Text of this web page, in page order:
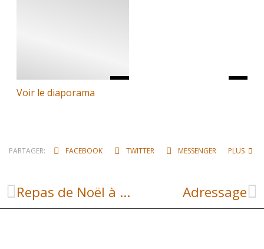
Voir le diaporama
PARTAGER: FACEBOOK TWITTER MESSENGER PLUS
Repas de Noël à la cantine Adressage